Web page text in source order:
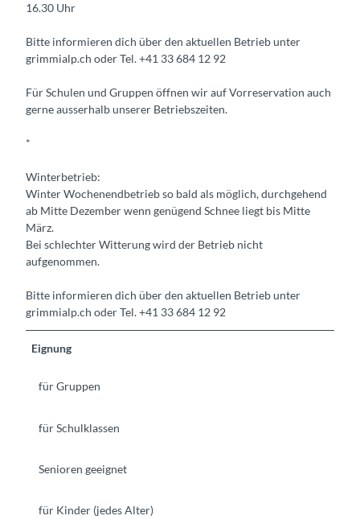
16.30 Uhr
Bitte informieren dich über den aktuellen Betrieb unter
grimmialp.ch oder Tel. +41 33 684 12 92
Für Schulen und Gruppen öffnen wir auf Vorreservation auch
gerne ausserhalb unserer Betriebszeiten.
*
Winterbetrieb:
Winter Wochenendbetrieb so bald als möglich, durchgehend
ab Mitte Dezember wenn genügend Schnee liegt bis Mitte
März.
Bei schlechter Witterung wird der Betrieb nicht
aufgenommen.
Bitte informieren dich über den aktuellen Betrieb unter
grimmialp.ch oder Tel. +41 33 684 12 92
Eignung
für Gruppen
für Schulklassen
Senioren geeignet
für Kinder (jedes Alter)